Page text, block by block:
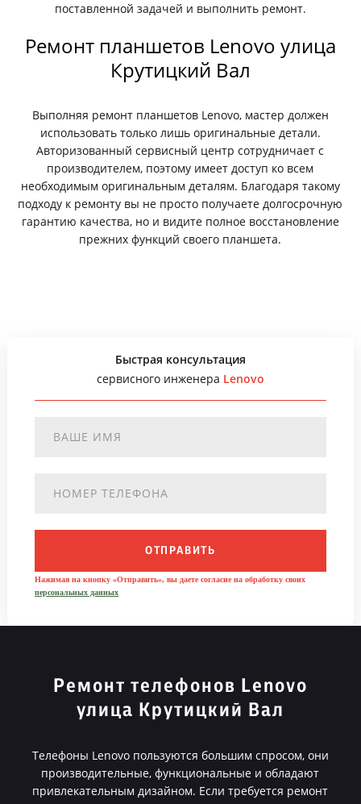
поставленной задачей и выполнить ремонт.
Ремонт планшетов Lenovo улица
Крутицкий Вал
Выполняя ремонт планшетов Lenovo, мастер должен
использовать только лишь оригинальные детали.
Авторизованный сервисный центр сотрудничает с
производителем, поэтому имеет доступ ко всем
необходимым оригинальным деталям. Благодаря такому
подходу к ремонту вы не просто получаете долгосрочную
гарантию качества, но и видите полное восстановление
прежних функций своего планшета.
Быстрая консультация
сервисного инженера Lenovo
ОТПРАВИТЬ
Нажимая на кнопку «Отправить», вы даете согласие на обработку своих
персональных данных
Ремонт телефонов Lenovo
улица Крутицкий Вал
Телефоны Lenovo пользуются большим спросом, они
производительные, функциональные и обладают
привлекательным дизайном. Если требуется ремонт